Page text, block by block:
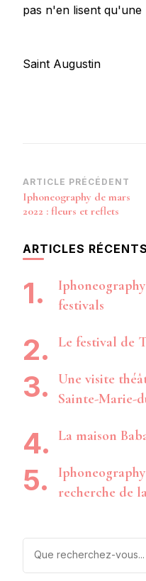
pas n'en lisent qu'une
Saint Augustin
Navigation
d’article
ARTICLE PRÉCÉDENT
Iphoneography de mars
2022 : fleurs et reflets
ARTICLES RÉCENTS
festivals
Le festival de
Une visite
Sainte-Marie-
La maison
recherche de
Vous
recherchiez